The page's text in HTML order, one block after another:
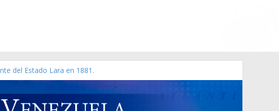
del Estado Lara en 1881.
09 de marzo de 2006 N° 38.394